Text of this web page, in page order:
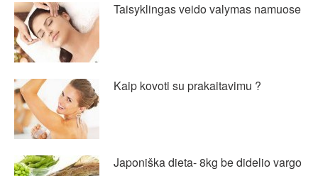
Taisyklingas veido valymas namuose
Kaip kovoti su prakaitavimu ?
Japoniška dieta- 8kg be didelio vargo